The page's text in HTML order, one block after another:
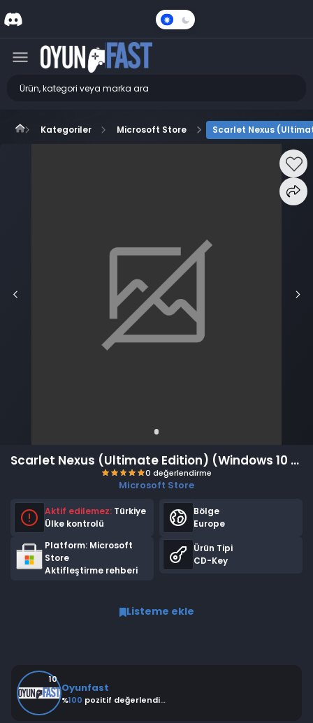
Karanlık
Kategoriler Microsoft Store Scarlet Nexus
Scarlet Nexus (Ultimate Edition) (Windows 10 / Xbox One / Xbox Series XS) (EU)
Microsoft Store
Aktif edilemez:Türkiye
Ülke kontrolü
Bölge
Europe
Platform: Microsoft
Store
Aktifleştirme rehberi
Ürün Tipi
CD-Key
Listeme ekle
10
Oyunfast
%100 pozitif değerlendirme